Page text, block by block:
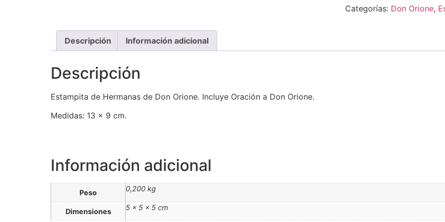
Categorías: Don Orione,
Descripción Información adicional
Descripción
Estampita de Hermanas de Don Orione. Incluye Oración a Don Orione.
Medidas: 13 x 9 cm.
Información adicional
Peso 0,200 kg
Dimensiones 5 × 5 × 5 cm